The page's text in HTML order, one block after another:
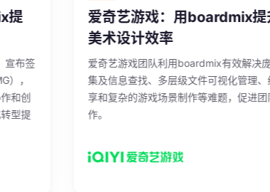
签
，
创
提
爱奇艺游戏：用boardmix提升
美术设计效率
爱奇艺游戏团队利用boardmix有效解决庞大
集及信息查找、多层级文件可视化管理、线
享和复杂的游戏场景制作等难题，促进团队
作。